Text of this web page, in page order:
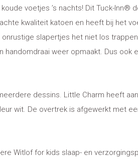
voetjes ’s nachts! Dit Tuck-Inn®
kwaliteit katoen en heeft bij het
slapertjes het niet los
handomdraai weer opmaakt. Dus ook
dessins. Little Charm heeft
wit. De overtrek is afgewerkt met
Witlof for kids slaap- en